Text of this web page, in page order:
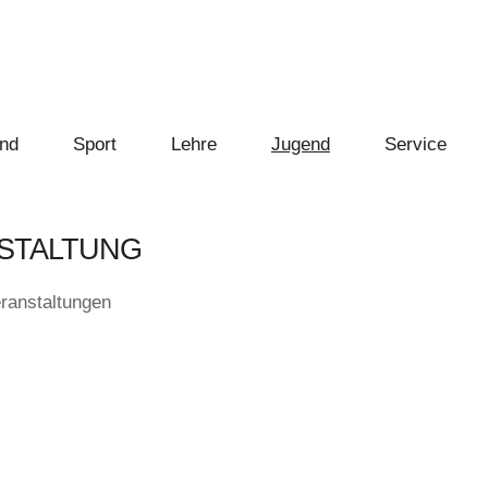
Sport Lehre Jugend Service